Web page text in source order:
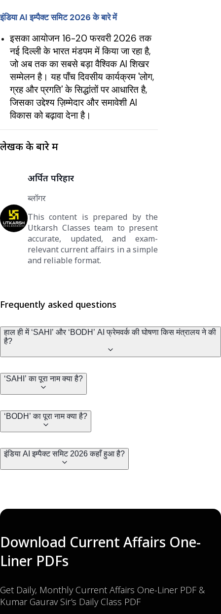
इंडिया AI इम्पैक्ट समिट 2026 के बारे में
इसका आयोजन 16-20 फरवरी 2026 तक
नई दिल्ली के भारत मंडपम में किया जा रहा है,
जो अब तक का सबसे बड़ा वैश्विक AI शिखर
सम्मेलन है। यह पाँच दिवसीय कार्यक्रम 'लोग,
ग्रह और प्रगति' के सिद्धांतों पर आधारित है,
जिसका उद्देश्य ज़िम्मेदार और समावेशी AI
विकास को बढ़ावा देना है।
लेखक के बारे में
अर्पित परिहार
ब्लॉगर
This content is prepared by the
Utkarsh Classes team to present
accurate, updated, and exam-
relevant current affairs in a simple
and reliable format.
Frequently asked questions
हाल ही में ‘SAHI’ और ‘BODH’ AI फ्रेमवर्क की घोषणा किस मंत्रालय ने की
है?
‘SAHI’ का पूरा नाम क्या है?
‘BODH’ का पूरा नाम क्या है?
इंडिया AI इम्पैक्ट समिट 2026 कहाँ हुआ है?
Download Current Affairs One-
Liner PDFs
Get Daily, Monthly Current Affairs One-Liner PDF &
Kumar Gaurav Sir’s Daily Class PDF